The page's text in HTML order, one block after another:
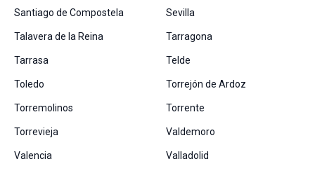
Santiago de Compostela Sevilla
Talavera de la Reina Tarragona
Tarrasa Telde
Toledo Torrejón de Ardoz
Torremolinos Torrente
Torrevieja Valdemoro
Valencia Valladolid